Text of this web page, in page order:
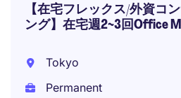
【在宅フレックス/外資コ
ング】在宅週2~3回Office
Tokyo
Permanent